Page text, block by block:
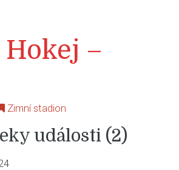
–
Zimní stadion
události (2)